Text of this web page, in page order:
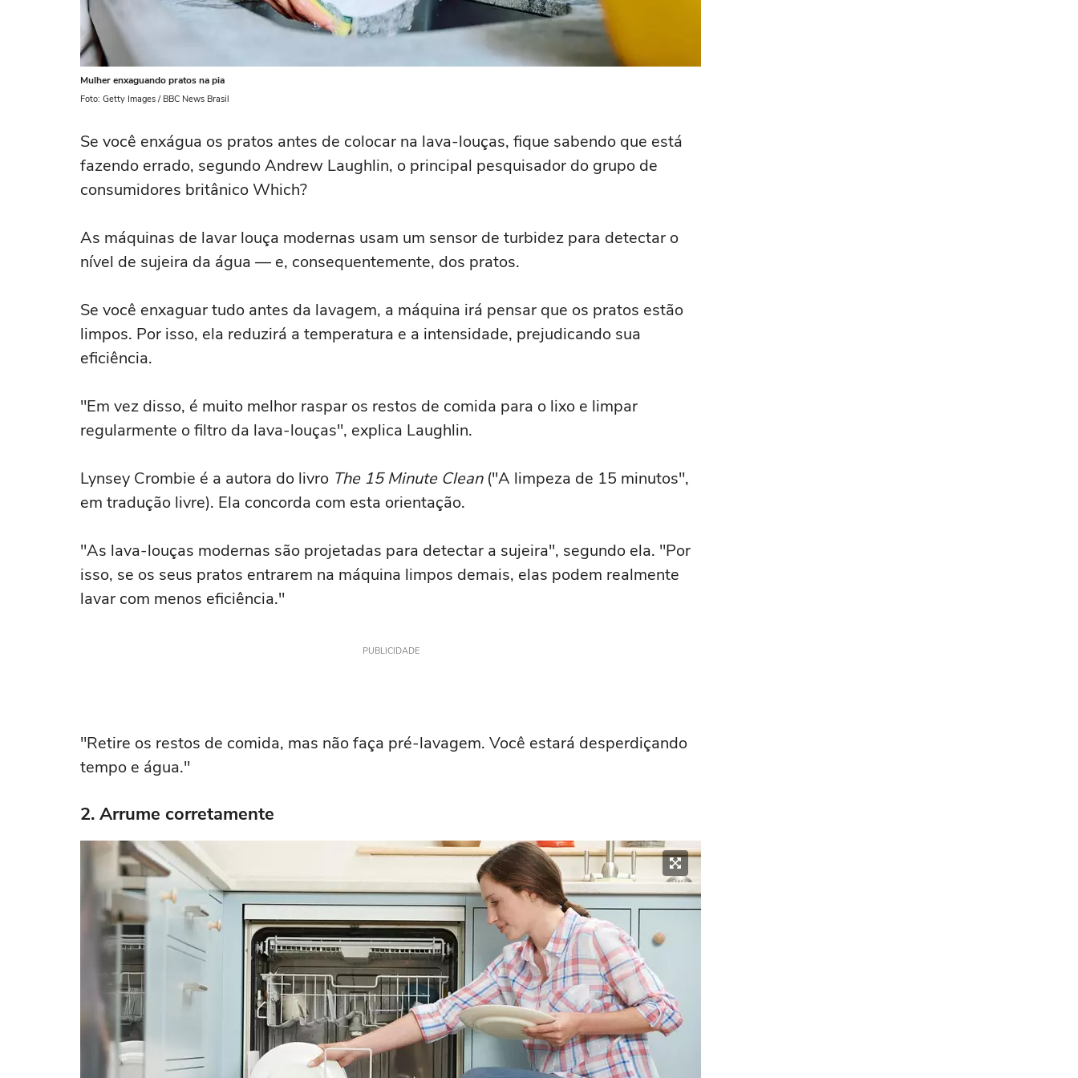
Mulher enxaguando pratos na pia
Foto: Getty Images / BBC News Brasil
Se você enxágua os pratos antes de colocar na lava-louças, fique sabendo que está
fazendo errado, segundo Andrew Laughlin, o principal pesquisador do grupo de
consumidores britânico Which?
As máquinas de lavar louça modernas usam um sensor de turbidez para detectar o
nível de sujeira da água — e, consequentemente, dos pratos.
Se você enxaguar tudo antes da lavagem, a máquina irá pensar que os pratos estão
limpos. Por isso, ela reduzirá a temperatura e a intensidade, prejudicando sua
eficiência.
"Em vez disso, é muito melhor raspar os restos de comida para o lixo e limpar
regularmente o filtro da lava-louças", explica Laughlin.
Lynsey Crombie é a autora do livro The 15 Minute Clean("A limpeza de 15 minutos",
em tradução livre). Ela concorda com esta orientação.
"As lava-louças modernas são projetadas para detectar a sujeira", segundo ela. "Por
isso, se os seus pratos entrarem na máquina limpos demais, elas podem realmente
lavar com menos eficiência."
PUBLICIDADE
"Retire os restos de comida, mas não faça pré-lavagem. Você estará desperdiçando
tempo e água."
2. Arrume corretamente